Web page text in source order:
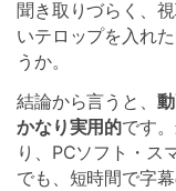
聞き取りづらく、
いテロップを入れ
うか。
結論から言うと、
かなり実用的です
り、PCソフト・ス
でも、短時間で字